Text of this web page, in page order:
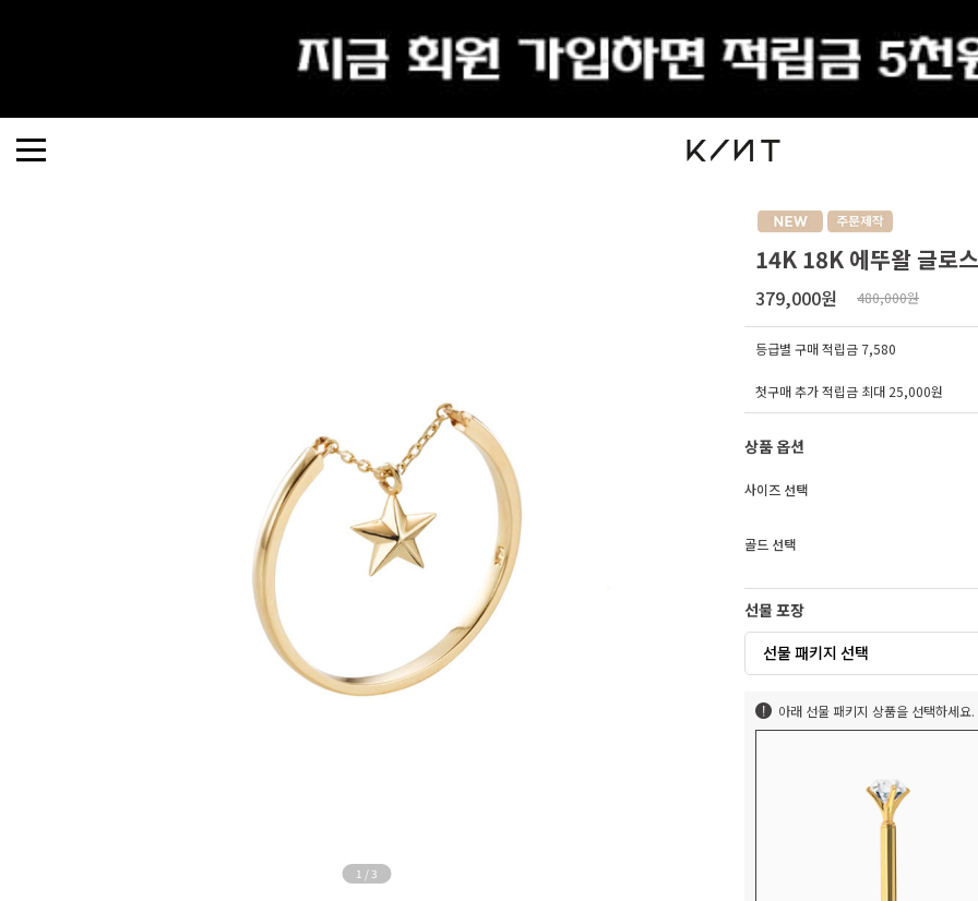
1 / 3
14K 18K 에뚜왈 글로
379,000원 480,000원
등급별 구매 적립금 7,580
첫구매 추가 적립금 최대 25,000원
상품 옵션
사이즈 선택
골드 선택
선물 포장
선물 패키지 선택
아래 선물 패키지 상품을 선택하세요.